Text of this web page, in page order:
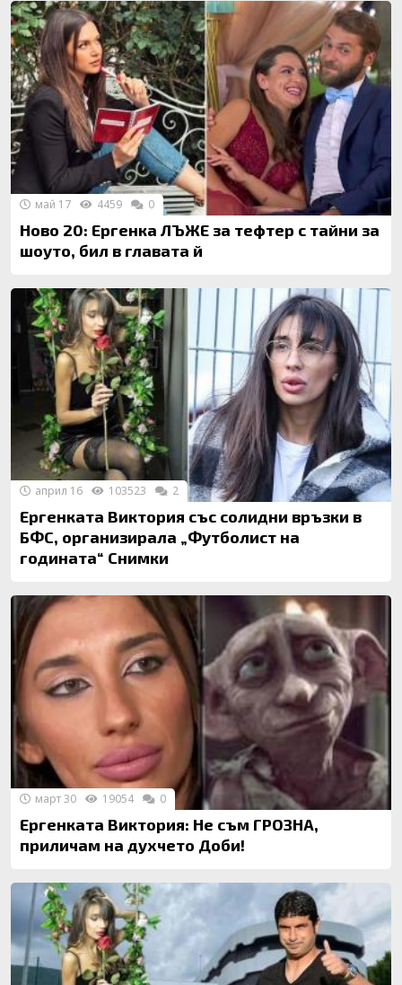
Ново 20: Ергенка ЛЪЖЕ за тефтер с тайни за
шоуто, бил в главата й
май 17 4459 0
Ергенката Виктория със солидни връзки в
БФС, организирала „Футболист на
годината“ Снимки
април 16 103523 2
Ергенката Виктория: Не съм ГРОЗНА,
приличам на духчето Доби!
март 30 19054 0